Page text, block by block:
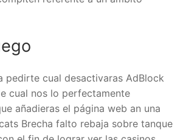
pedirte cual desactivaras AdBlock
cual nos lo perfectamente
añadieras el página web an una
Brecha falto rebaja sobre tanque